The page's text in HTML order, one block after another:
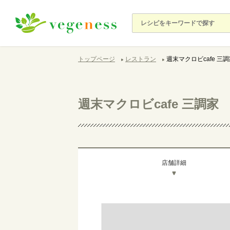
トップページ
レストラン 週末マクロビcafe 三調
週末マクロビcafe 三調家
店舗詳細